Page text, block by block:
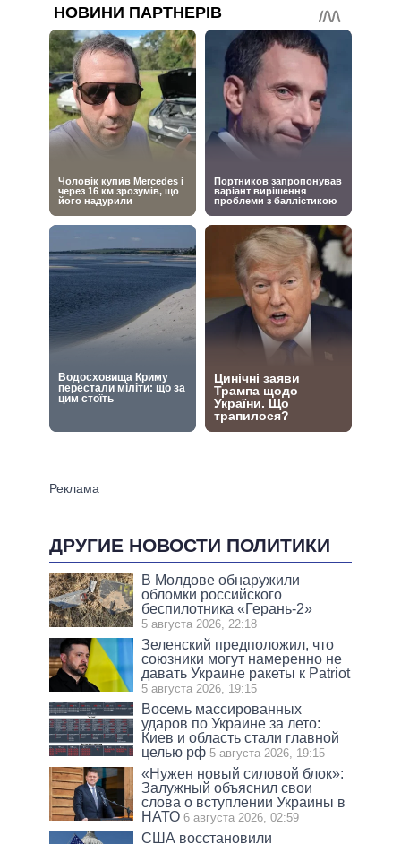
ДРУГИЕ НОВОСТИ ПОЛИТИКИ
В Молдове обнаружили
обломки российского
беспилотника «Герань-2»
5 августа 2026, 22:18
Зеленский предположил, что
союзники могут намеренно не
давать Украине ракеты к Patriot
5 августа 2026, 19:15
Восемь массированных
ударов по Украине за лето:
Киев и область стали главной
целью рф 5 августа 2026, 19:15
«Нужен новый силовой блок»:
Залужный объяснил свои
слова о вступлении Украины в
НАТО 6 августа 2026, 02:59
США восстановили